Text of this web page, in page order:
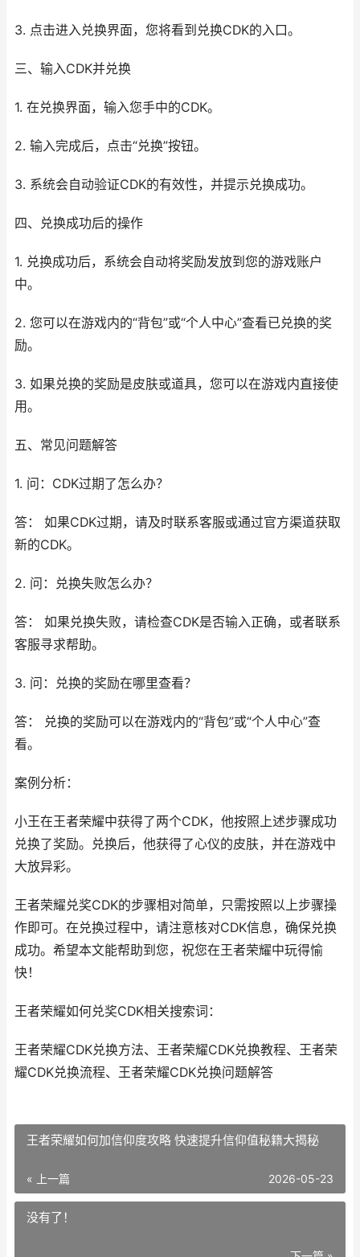
3. 点击进入兑换界面，您将看到兑换CDK的入口。
三、输入CDK并兑换
1. 在兑换界面，输入您手中的CDK。
2. 输入完成后，点击“兑换”按钮。
3. 系统会自动验证CDK的有效性，并提示兑换成功。
四、兑换成功后的操作
1. 兑换成功后，系统会自动将奖励发放到您的游戏账户
中。
2. 您可以在游戏内的“背包”或“个人中心”查看已兑换的奖
励。
3. 如果兑换的奖励是皮肤或道具，您可以在游戏内直接使
用。
五、常见问题解答
1. 问：CDK过期了怎么办？
答： 如果CDK过期，请及时联系客服或通过官方渠道获取
新的CDK。
2. 问：兑换失败怎么办？
答： 如果兑换失败，请检查CDK是否输入正确，或者联系
客服寻求帮助。
3. 问：兑换的奖励在哪里查看？
答： 兑换的奖励可以在游戏内的“背包”或“个人中心”查
看。
案例分析：
小王在王者荣耀中获得了两个CDK，他按照上述步骤成功
兑换了奖励。兑换后，他获得了心仪的皮肤，并在游戏中
大放异彩。
王者荣耀兑奖CDK的步骤相对简单，只需按照以上步骤操
作即可。在兑换过程中，请注意核对CDK信息，确保兑换
成功。希望本文能帮助到您，祝您在王者荣耀中玩得愉
快！
王者荣耀如何兑奖CDK相关搜索词：
王者荣耀CDK兑换方法、王者荣耀CDK兑换教程、王者荣
耀CDK兑换流程、王者荣耀CDK兑换问题解答
王者荣耀如何加信仰度攻略 快速提升信仰值秘籍大揭秘
« 上一篇 2026-05-23
没有了！